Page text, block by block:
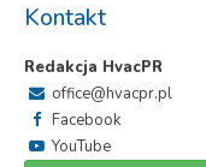
Kontakt
Redakcja HvacPR
office@hvacpr.pl
Facebook
YouTube